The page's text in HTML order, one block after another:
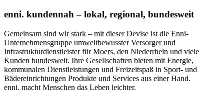
enni. kundennah – lokal, regional, bundesweit
Gemeinsam sind wir stark – mit dieser Devise ist die Enni-
Unternehmensgruppe umweltbewusster Versorger und
Infrastrukturdienstleister für Moers, den Niederrhein und viele
Kunden bundesweit. Ihre Gesellschaften bieten mit Energie,
kommunalen Dienstleistungen und Freizeitspaß in Sport- und
Bädereinrichtungen Produkte und Services aus einer Hand.
enni. macht Menschen das Leben leichter.